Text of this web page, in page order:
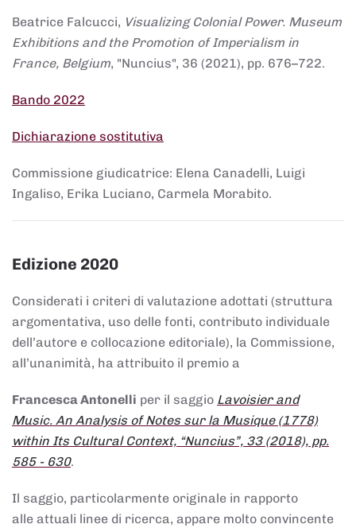
Beatrice Falcucci, Visualizing Colonial Power. Museum
Exhibitions and the Promotion of Imperialism in
France, Belgium, "Nuncius", 36 (2021), pp. 676–722.
Bando 2022
Dichiarazione sostitutiva
Commissione giudicatrice: Elena Canadelli, Luigi
Ingaliso, Erika Luciano, Carmela Morabito.
Edizione 2020
Considerati i criteri di valutazione adottati (struttura
argomentativa, uso delle fonti, contributo individuale
dell’autore e collocazione editoriale), la Commissione,
all’unanimità, ha attribuito il premio a
Francesca Antonelli per il saggio Lavoisier and
Music. An Analysis of Notes sur la Musique (1778)
within Its Cultural Context, “Nuncius”, 33 (2018), pp.
585 - 630.
Il saggio, particolarmente originale in rapporto
alle attuali linee di ricerca, appare molto convincente